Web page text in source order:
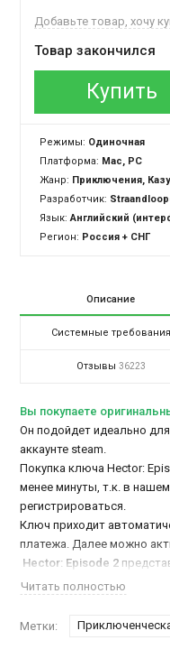
Добавьте товар, хочу
Товар закончился
Купить
Режимы: Одиночная
Платформа: Mac, PC
Жанр: Приключения,
Разработчик:
Язык:Английский
Регион: Россия + СНГ
Описание
Системные требования
Отзывы 36223
Вы покупаете
Он подойдет идеально
аккаунте steam.
Покупка ключа Hector:
менее минуты, т.к. в
регистрироваться.
Ключ приходит
платежа. Далее можно
Hector: Episode 2
приключенческой игры от
& click», детектив Гектор,
Читать полностью
Метки: